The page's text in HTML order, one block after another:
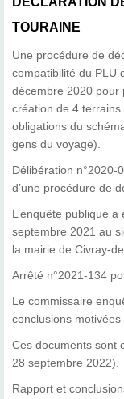
TOURAINE
Une procédure de
compatibilité du PLU
décembre 2020 pour
création de 4
obligations du
gens du voyage).
Délibération n°2020-
d’une procédure de
L’enquête publique
septembre 2021 au
la mairie de Civray-
Arrêté n°2021-134
Le commissaire
conclusions motivées
Ces documents sont
28 septembre 2022).
Rapport et